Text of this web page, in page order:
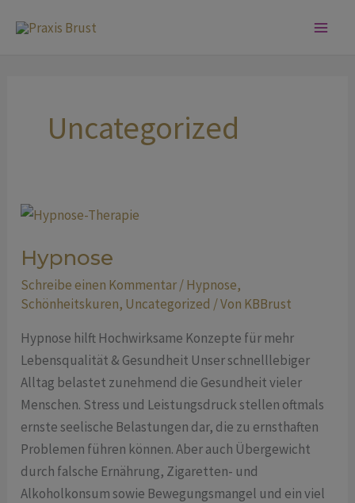
Inhalt
Uncategorized
Hypnose
Schreibe einen Kommentar/Hypnose,
Schönheitskuren, Uncategorized / Von KBBrust
Hypnose hilft Hochwirksame Konzepte für mehr
Lebensqualität & Gesundheit Unser schnelllebiger
Alltag belastet zunehmend die Gesundheit vieler
Menschen. Stress und Leistungsdruck stellen oftmals
ernste seelische Belastungen dar, die zu ernsthaften
Problemen führen können. Aber auch Übergewicht
durch falsche Ernährung, Zigaretten- und
Alkoholkonsum sowie Bewegungsmangel und ein viel
Hypnose